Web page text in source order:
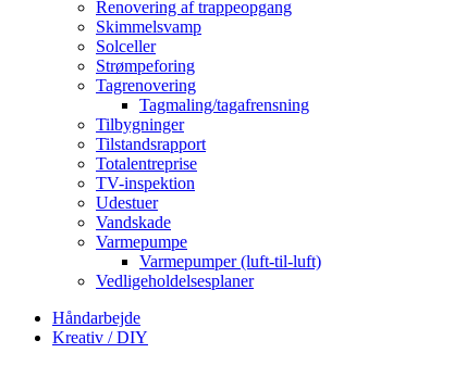
Renovering af trappeopgang
Skimmelsvamp
Solceller
Strømpeforing
Tagrenovering
Tagmaling/tagafrensning
Tilbygninger
Tilstandsrapport
Totalentreprise
TV-inspektion
Udestuer
Vandskade
Varmepumpe
Varmepumper (luft-til-luft)
Vedligeholdelsesplaner
Håndarbejde
Kreativ / DIY